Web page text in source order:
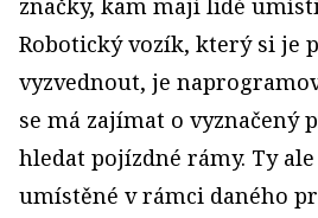
značky, kam mají lidé
Robotický vozík, který si je
vyzvednout, je
se má zajímat o vyznačený
hledat pojízdné rámy. Ty
umístěné v rámci daného